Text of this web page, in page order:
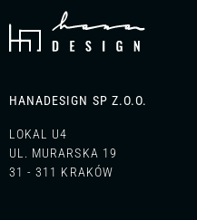
HANADESIGN SP Z.O.O.
LOKAL U4
UL. MURARSKA 19
31 - 311 KRAKÓW